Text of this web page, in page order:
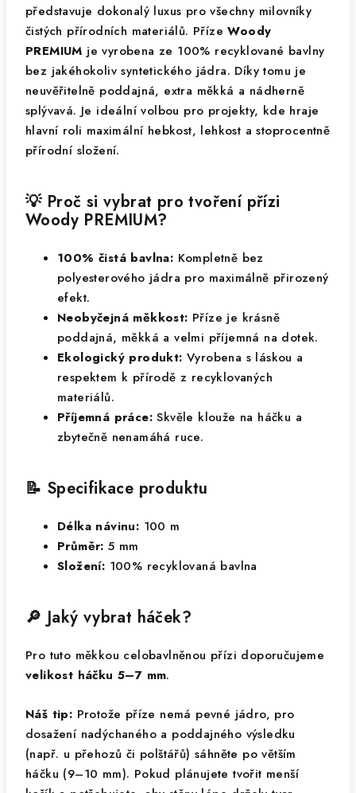
představuje dokonalý luxus pro všechny milovníky
čistých přírodních materiálů. PřízeWoody
PREMIUM je vyrobena ze 100% recyklované bavlny
bez jakéhokoliv syntetického jádra. Díky tomu je
neuvěřitelně poddajná, extra měkká a nádherně
splývavá. Je ideální volbou pro projekty, kde hraje
hlavní roli maximální hebkost, lehkost a stoprocentně
přírodní složení.
💡 Proč si vybrat pro tvoření přízi
Woody PREMIUM?
100% čistá bavlna: Kompletně bez
polyesterového jádra pro maximálně přirozený
efekt.
Neobyčejná měkkost: Příze je krásně
poddajná, měkká a velmi příjemná na dotek.
Ekologický produkt: Vyrobena s láskou a
respektem k přírodě z recyklovaných
materiálů.
Příjemná práce: Skvěle klouže na háčku a
zbytečně nenamáhá ruce.
📝 Specifikace produktu
Délka návinu: 100 m
Průměr: 5 mm
Složení: 100% recyklovaná bavlna
🔎 Jaký vybrat háček?
Pro tuto měkkou celobavlněnou přízi doporučujeme
velikost háčku 5–7 mm.
Náš tip: Protože příze nemá pevné jádro, pro
dosažení nadýchaného a poddajného výsledku
(např. u přehozů či polštářů) sáhněte po větším
háčku (9–10 mm). Pokud plánujete tvořit menší